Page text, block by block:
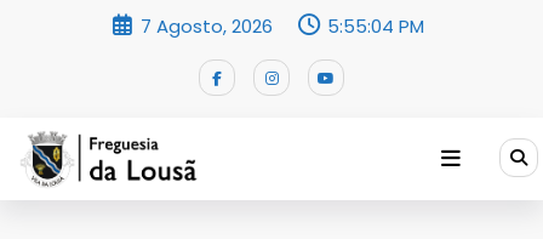
7 Agosto, 2026 5:55:04 PM